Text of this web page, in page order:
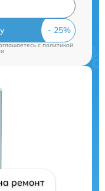
cполитикой
ремонт